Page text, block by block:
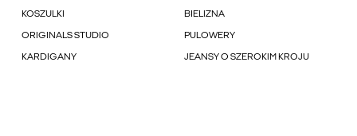
KOSZULKI BIELIZNA
ORIGINALS STUDIO PULOWERY
KARDIGANY JEANSY O SZEROKIM KROJU